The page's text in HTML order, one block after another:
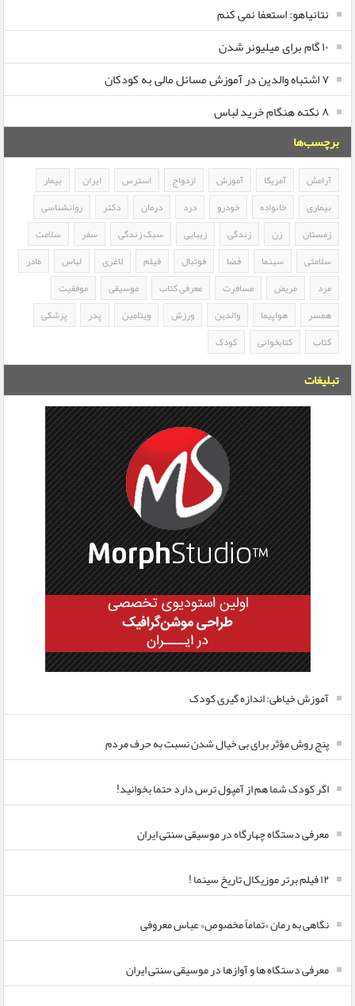
نتانیاهو: استعفا نمی کنم
۱۰ گام برای میلیونر شدن
۷ اشتباه والدین در آموزش مسائل مالی به کودکان
۸ نکته هنگام خرید لباس
برچسب‌ها
آرامش آمریکا آموزش ازدواج استرس ایران
بیمار
بیماری
خانواده خودرو درد درمان دکتر
روانشناسی
زمستان
زن زندگی زیبایی سبک زندگی سفر
سلامت
سلامتی
سینما فضا فوتبال فیلم لاغری لباس
مادر
مرد
مریض مسافرت معرفی کتاب موسیقی
موفقیت
همسر
هواپیما والدین ورزش ویتامین پدر
پزشکی
کتاب
کتابخوانی کودک
تبلیغات
آموزش خیاطی: اندازه گیری کودک
پنج روش مؤثر برای بی خیال شدن نسبت به حرف مردم
اگر کودک شما هم از آمپول ترس دارد حتما بخوانید!
معرفی دستگاه چهارگاه در موسیقی سنتی ایران
۱۲ فیلم برتر موزیکال تاریخ سینما !
نگاهی به رمان «تماماً مخصوص» عباس معروفی
معرفی دستگاه ها و آوازها در موسیقی سنتی ایران